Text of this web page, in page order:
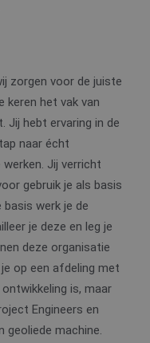
zorgen voor de juiste
keren het vak van
Jij hebt ervaring in de
naar écht
Jij verricht
gebruik je als basis
werk je de
je deze en leg je
deze organisatie
op een afdeling met
is, maar
Engineers en
geoliede machine.